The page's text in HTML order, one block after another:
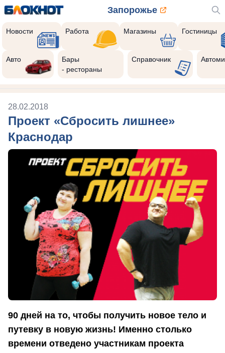
Запорожье
Новости Работа Магазины Гостиницы
Авто
Бары
- рестораны
Справочник
28.02.2018
Проект «Сбросить лишнее»
Краснодар
90 дней на то, чтобы получить новое тело и
путевку в новую жизнь! Именно столько
времени отведено участникам проекта